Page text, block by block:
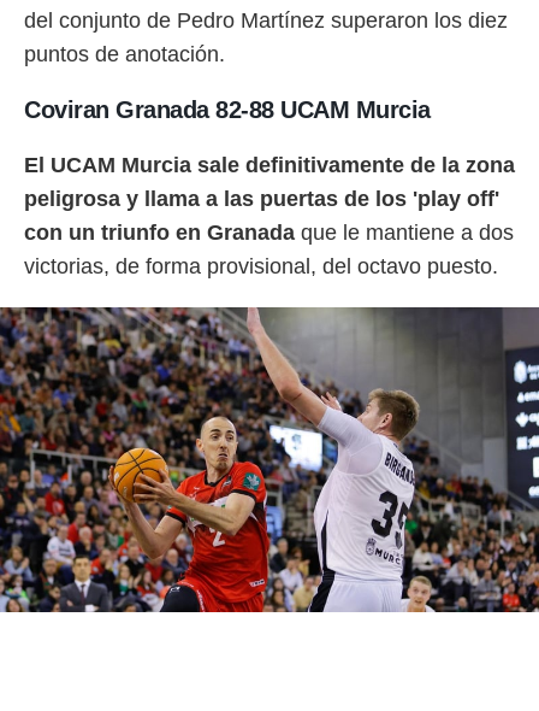
del conjunto de Pedro Martínez superaron los diez
puntos de anotación.
Coviran Granada 82-88 UCAM Murcia
El UCAM Murcia sale definitivamente de la zona
peligrosa y llama a las puertas de los 'play off'
con un triunfo en Granada que le mantiene a dos
victorias, de forma provisional, del octavo puesto.